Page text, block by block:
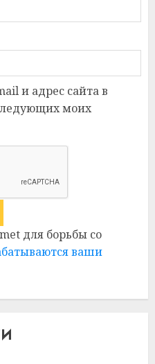
и адрес сайта в
моих
для борьбы со
ваши